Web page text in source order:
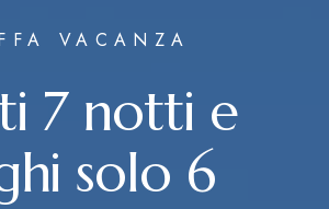
VACANZA
7 notti e
solo 6